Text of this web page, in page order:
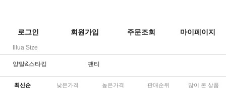
로그인 회원가입 주문조회 마이페이지
Illua Size
양말&스타킹 팬티
최신순 낮은가격 높은가격 판매순위 많이 본 상품